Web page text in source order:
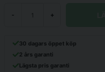
- +
30 dagars öppet köp
2 års garanti
Lägsta pris garanti